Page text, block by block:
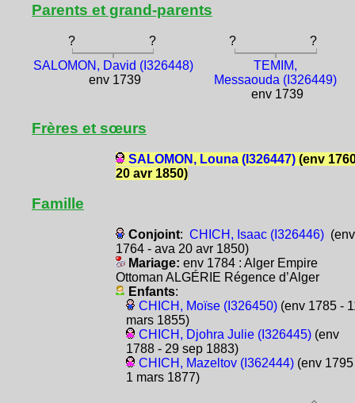
Parents et grand-parents
? ? ?
?
SALOMON, David (I326448)
env 1739
TEMIM,
Messaouda (I326449)
env 1739
Frères et sœurs
SALOMON, Louna (I326447)(env
20 avr 1850)
Famille
Conjoint: CHICH, Isaac (I326446)(env
1764 - ava 20 avr 1850)
Mariage: env 1784 : Alger Empire
Ottoman ALGÉRIE Régence d’Alger
Enfants:
CHICH, Moïse (I326450)(env 1785 -
mars 1855)
CHICH, Djohra Julie (I326445)(env
1788 - 29 sep 1883)
CHICH, Mazeltov (I362444)(env 1795
1 mars 1877)